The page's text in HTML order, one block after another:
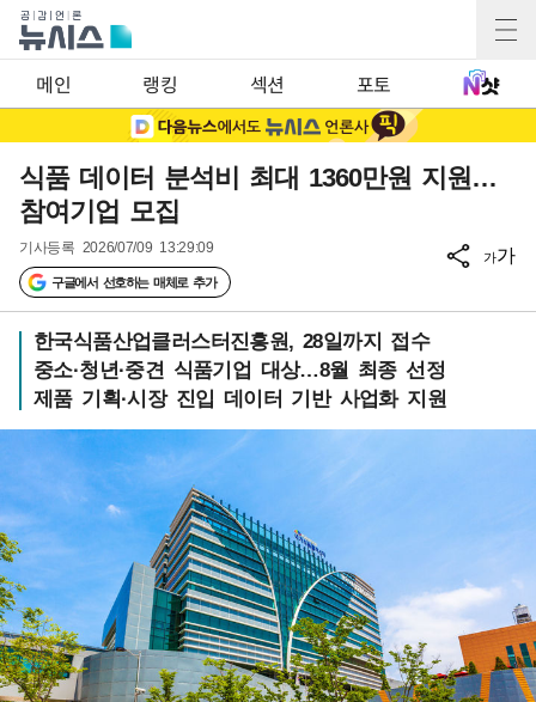
메인 랭킹 섹션 포토
식품 데이터 분석비 최대 1360만원 지원…
참여기업 모집
기사등록 2026/07/09 13:29:09
구글에서 선호하는 매체로 추가
가가
한국식품산업클러스터진흥원, 28일까지 접수
중소·청년·중견 식품기업 대상…8월 최종 선정
제품 기획·시장 진입 데이터 기반 사업화 지원